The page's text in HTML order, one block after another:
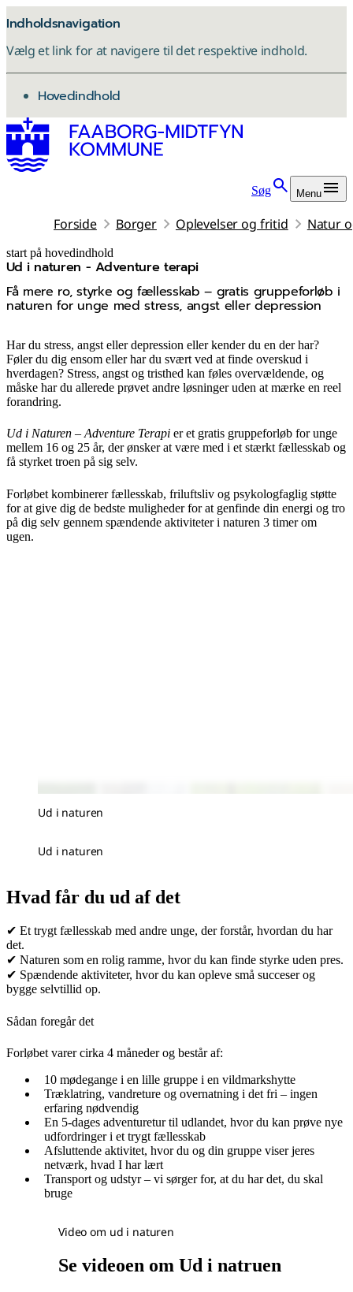
Indholdsnavigation
Vælg et link for at navigere til det respektive indhold.
gå til
Hovedindhold
Søg Menu
Forside Borger Oplevelser og fritid Natur
start på hovedindhold
Ud i naturen - Adventure terapi
Få mere ro, styrke og fællesskab – gratis gruppeforløb i
naturen for unge med stress, angst eller depression
senest opdateret 21. maj 2026
Har du stress, angst eller depression eller kender du en der har?
Føler du dig ensom eller har du svært ved at finde overskud i
hverdagen? Stress, angst og tristhed kan føles overvældende, og
måske har du allerede prøvet andre løsninger uden at mærke en reel
forandring.
Ud i Naturen – Adventure Terapi er et gratis gruppeforløb for unge
mellem 16 og 25 år, der ønsker at være med i et stærkt fællesskab og
få styrket troen på sig selv.
Forløbet kombinerer fællesskab, friluftsliv og psykologfaglig støtte
for at give dig de bedste muligheder for at genfinde din energi og tro
på dig selv gennem spændende aktiviteter i naturen 3 timer om
ugen.
Ud i naturen
Ud i naturen
Hvad får du ud af det
✔ Et trygt fællesskab med andre unge, der forstår, hvordan du har
det.
✔ Naturen som en rolig ramme, hvor du kan finde styrke uden pres.
✔ Spændende aktiviteter, hvor du kan opleve små succeser og
bygge selvtillid op.
Sådan foregår det
Forløbet varer cirka 4 måneder og består af:
10 mødegange i en lille gruppe i en vildmarkshytte
Træklatring, vandreture og overnatning i det fri – ingen
erfaring nødvendig
En 5-dages adventuretur til udlandet, hvor du kan prøve nye
udfordringer i et trygt fællesskab
Afsluttende aktivitet, hvor du og din gruppe viser jeres
netværk, hvad I har lært
Transport og udstyr – vi sørger for, at du har det, du skal
bruge
Video om ud i naturen
Se videoen om Ud i natruen